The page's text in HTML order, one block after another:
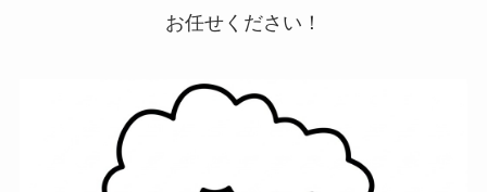
お任せください！